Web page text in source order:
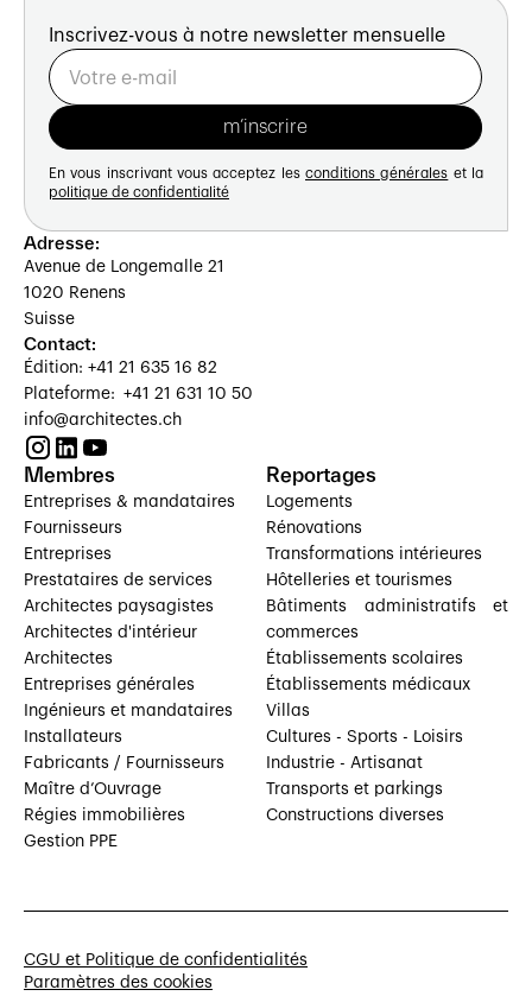
Inscrivez-vous à notre newsletter mensuelle
En vous inscrivant vous acceptez les conditions générales et la
politique de confidentialité
Adresse:
Avenue de Longemalle 21
1020 Renens
Suisse
Contact:
Édition: +41 21 635 16 82
Plateforme: +41 21 631 10 50
info@architectes.ch
Membres
Entreprises & mandataires
Fournisseurs
Entreprises
Prestataires de services
Architectes paysagistes
Architectes d'intérieur
Architectes
Entreprises générales
Ingénieurs et mandataires
Installateurs
Fabricants / Fournisseurs
Maître d’Ouvrage
Régies immobilières
Gestion PPE
Reportages
Logements
Rénovations
Transformations intérieures
Hôtelleries et tourismes
Bâtiments administratifs et
commerces
Établissements scolaires
Établissements médicaux
Villas
Cultures - Sports - Loisirs
Industrie - Artisanat
Transports et parkings
Constructions diverses
CGU et Politique de confidentialités
Paramètres des cookies